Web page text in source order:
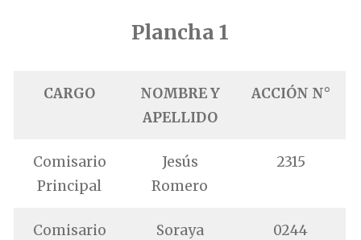
Plancha 1
CARGO
NOMBRE Y
APELLIDO
ACCIÓN N°
Comisario
Principal
Jesús
Romero
2315
Comisario
Soraya
0244